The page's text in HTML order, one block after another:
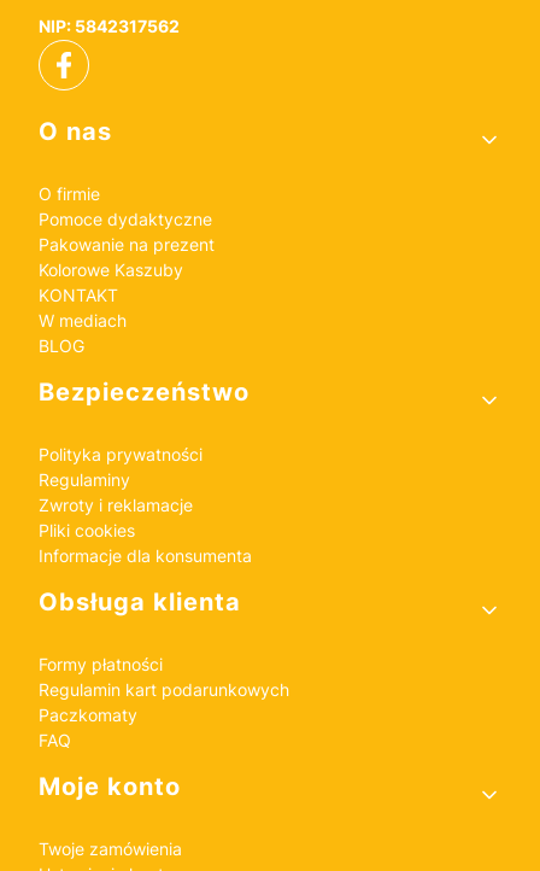
NIP: 5842317562
Linki w stopce
O nas
O firmie
Pomoce dydaktyczne
Pakowanie na prezent
Kolorowe Kaszuby
KONTAKT
W mediach
BLOG
Bezpieczeństwo
Polityka prywatności
Regulaminy
Zwroty i reklamacje
Pliki cookies
Informacje dla konsumenta
Obsługa klienta
Formy płatności
Regulamin kart podarunkowych
Paczkomaty
FAQ
Moje konto
Twoje zamówienia